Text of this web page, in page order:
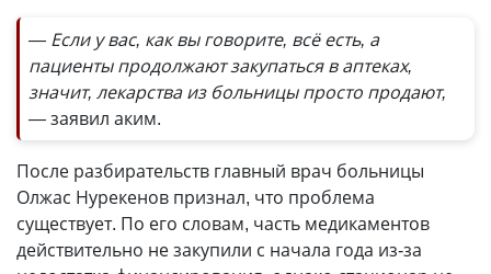
— Если у вас, как вы говорите, всё есть, а
пациенты продолжают закупаться в аптеках,
значит, лекарства из больницы просто продают,
—заявил аким.
После разбирательств главный врач больницы
Олжас Нурекенов признал, что проблема
существует. По его словам, часть медикаментов
действительно не закупили с начала года из-за